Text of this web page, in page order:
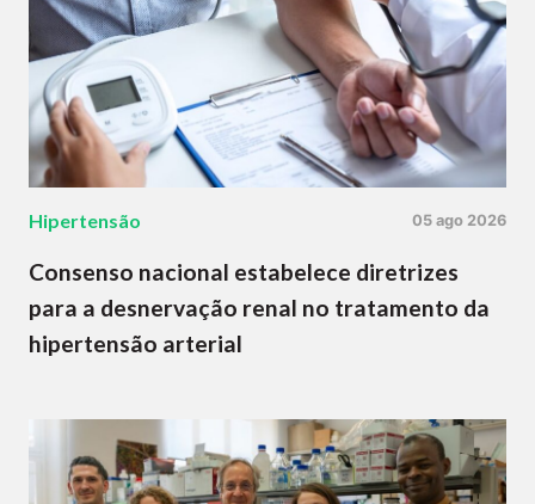
Hipertensão 05 ago 2026
Consenso nacional estabelece diretrizes
para a desnervação renal no tratamento da
hipertensão arterial